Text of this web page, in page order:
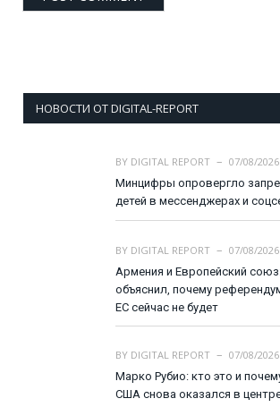
НОВОСТИ ОТ DIGITAL-REPORT
BY DIGITAL REPORT
07/08/
Минцифры опровергло
детей в мессенджерах и
BY DIGITAL REPORT
07/08/
Армения и Европейский
объяснил, почему
ЕС сейчас не будет
BY DIGITAL REPORT
07/08/
Марко Рубио: кто это и
США снова оказался в